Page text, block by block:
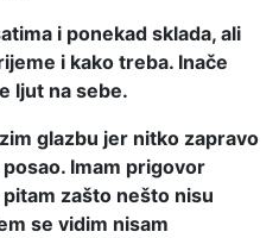
i ponekad sklada, ali
i kako treba. Inače
ljut na sebe.
glazbu jer nitko zapravo
Imam prigovor
zašto nešto nisu
se vidim nisam